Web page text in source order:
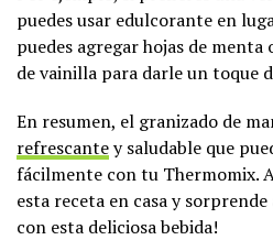
puedes usar edulcorante en
puedes agregar hojas de
de vainilla para darle un toque
En resumen, el granizado de
refrescantey saludable que
fácilmente con tu Thermomix.
esta receta en casa y
con esta deliciosa bebida!